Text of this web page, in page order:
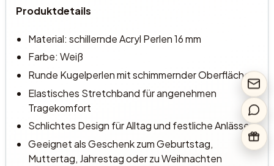
Produktdetails
Material: schillernde Acryl Perlen 16 mm
Farbe: Weiß
Runde Kugelperlen mit schimmernder Oberfläche
Elastisches Stretchband für angenehmen
Tragekomfort
Schlichtes Design für Alltag und festliche Anlässe
Geeignet als Geschenk zum Geburtstag,
Muttertag, Jahrestag oder zu Weihnachten